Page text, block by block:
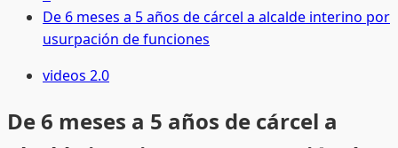
De 6 meses a 5 años de cárcel a alcalde interino por
usurpación de funciones
videos 2.0
De 6 meses a 5 años de cárcel a